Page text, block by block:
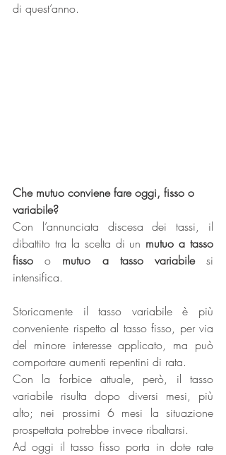
di quest’anno.
Che mutuo conviene fare oggi, fisso o
variabile?
Con l’annunciata discesa dei tassi, il
dibattito tra la scelta di un mutuo a tasso
fisso o mutuo a tasso variabile si
intensifica.
Storicamente il tasso variabile è più
conveniente rispetto al tasso fisso, per via
del minore interesse applicato, ma può
comportare aumenti repentini di rata.
Con la forbice attuale, però, il tasso
variabile risulta dopo diversi mesi, più
alto; nei prossimi 6 mesi la situazione
prospettata potrebbe invece ribaltarsi.
Ad oggi il tasso fisso porta in dote rate